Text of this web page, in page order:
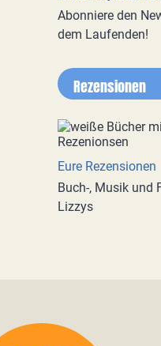
Abonniere den
dem Laufenden!
Rezensionen
Eure Rezensionen
Buch-, Musik und
Lizzys